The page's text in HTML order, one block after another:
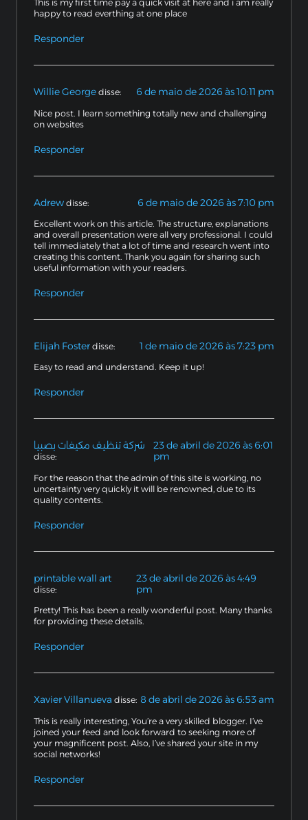
This is my first time pay a quick visit at here and i am really
happy to read everthing at one place
Responder
Willie George disse: 6 de maio de 2026 às 10:11 pm
Nice post. I learn something totally new and challenging
on websites
Responder
Adrew disse: 6 de maio de 2026 às 7:10 pm
Excellent work on this article. The structure, explanations
and overall presentation were all very professional. I could
tell immediately that a lot of time and research went into
creating this content. Thank you again for sharing such
useful information with your readers.
Responder
Elijah Foster disse: 1 de maio de 2026 às 7:23 pm
Easy to read and understand. Keep it up!
Responder
شركة تنظيف مكيفات بصبيا
disse:
23 de abril de 2026 às 6:01
pm
For the reason that the admin of this site is working, no
uncertainty very quickly it will be renowned, due to its
quality contents.
Responder
printable wall art
disse:
23 de abril de 2026 às 4:49
pm
Pretty! This has been a really wonderful post. Many thanks
for providing these details.
Responder
Xavier Villanueva disse: 8 de abril de 2026 às 6:53 am
This is really interesting, You’re a very skilled blogger. I’ve
joined your feed and look forward to seeking more of
your magnificent post. Also, I’ve shared your site in my
social networks!
Responder